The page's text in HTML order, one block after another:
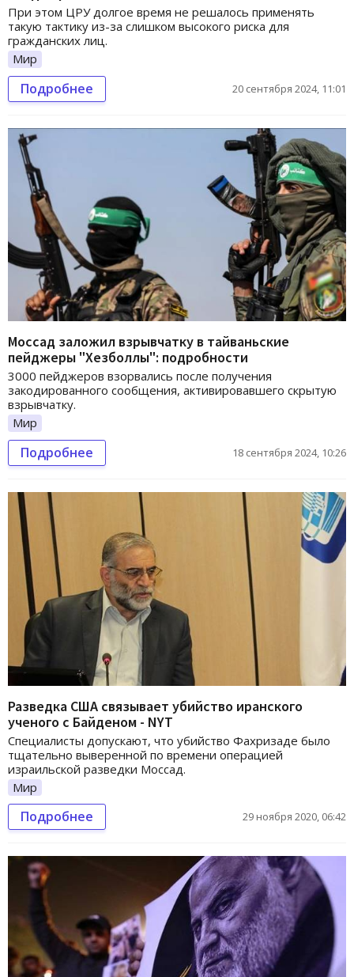
При этом ЦРУ долгое время не решалось применять
такую ​​тактику из-за слишком высокого риска для
гражданских лиц.
Мир
Подробнее 20 сентября 2024, 11:01
Моссад заложил взрывчатку в тайваньские
пейджеры "Хезболлы": подробности
3000 пейджеров взорвались после получения
закодированного сообщения, активировавшего скрытую
взрывчатку.
Мир
Подробнее 18 сентября 2024, 10:26
Разведка США связывает убийство иранского
ученого с Байденом - NYT
Специалисты допускают, что убийство Фахризаде было
тщательно выверенной по времени операцией
израильской разведки Моссад.
Мир
Подробнее 29 ноября 2020, 06:42